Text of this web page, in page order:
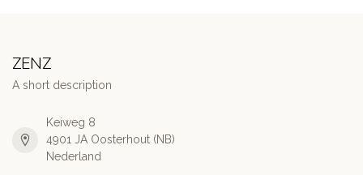
ZENZ
A short description
Keiweg 8
4901 JA Oosterhout (NB)
Nederland